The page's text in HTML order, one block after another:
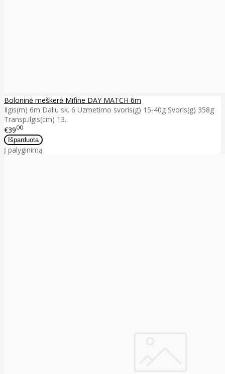
Boloninė meškerė Mifine DAY MATCH 6m
Ilgis(m) 6m Daliu sk. 6 Uzmetimo svoris(g) 15-40g Svoris(g) 358g
Transp.ilgis(cm) 13..
€3900
Į palyginimą